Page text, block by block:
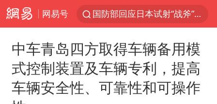
网易号
国防部回应日本试射“战斧”导弹
A股三大股指收涨
台风“白海豚”体型变大！环流面积接近13个浙江那么大
泰国校园枪击案死亡人数升至7人
中车青岛四方取得车辆备用模
式控制装置及车辆专利，提高
车辆安全性、可靠性和可操作